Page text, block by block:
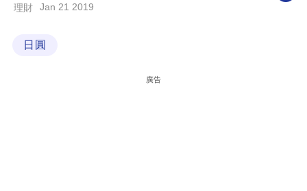
科
理財 Jan 21 2019
日圓
廣告